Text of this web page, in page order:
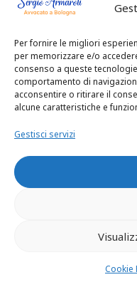
Per fornire le migliori
per memorizzare e/o
consenso a queste
comportamento di
acconsentire o ritirare il
alcune caratteristiche e
Gestisci servizi
Cookie
Polizza
la
Edilizia